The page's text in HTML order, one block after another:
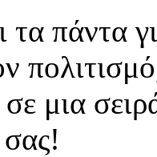
τα πάντα
σε μια